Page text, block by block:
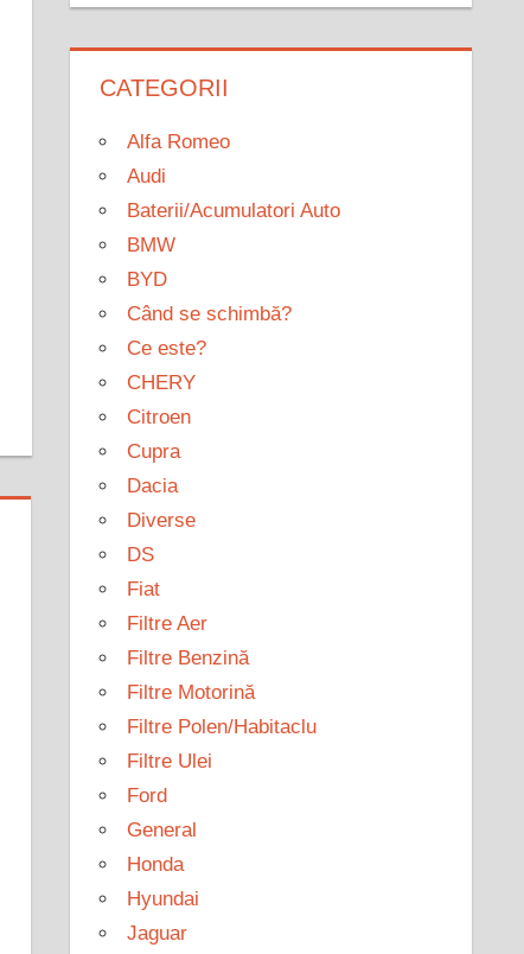
CATEGORII
Alfa Romeo
Audi
Baterii/Acumulatori Auto
BMW
BYD
Când se schimbă?
Ce este?
CHERY
Citroen
Cupra
Dacia
Diverse
DS
Fiat
Filtre Aer
Filtre Benzină
Filtre Motorină
Filtre Polen/Habitaclu
Filtre Ulei
Ford
General
Honda
Hyundai
Jaguar